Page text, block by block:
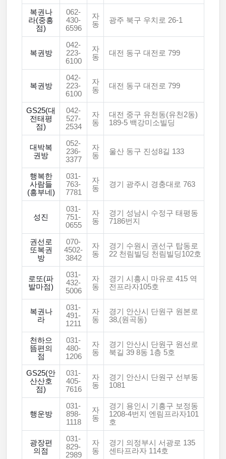
복권나
라(중흥
점)
062-
430-
6596
자
동
광주 북구 우치로 26-1
복권방
042-
223-
6100
자
동
대전 동구 대전로 799
복권방
042-
223-
6100
자
동
대전 동구 대전로 799
GS25(대
전태평
점)
042-
527-
2534
자
동
대전 중구 유천동(유천2동)
189-5 백강미소빌딩
대박복
권방
052-
236-
3377
자
동
울산 동구 진성8길 133
행복한
사람들
(흥부네)
031-
763-
7781
자
동
경기 광주시 경충대로 763
성진
031-
751-
0655
자
동
경기 성남시 수정구 태평동
7186번지
권선로
또복권
방
070-
4502-
3842
자
동
경기 수원시 권선구 탑동로
22 천림빌딩 천림빌딩102호
로또(파
발마점)
031-
432-
5006
자
동
경기 시흥시 마유로 415 역
전프라자105호
복권나
라
031-
491-
1211
자
동
경기 안산시 단원구 원본로
38,(원곡동)
천하으
뜸편의
점
031-
480-
1206
자
동
경기 안산시 단원구 원선로
북길 39 8동 1층 5호
GS25(안
산산호
점)
031-
405-
7616
자
동
경기 안산시 단원구 선부동
1081
행운방
031-
898-
1118
자
동
경기 용인시 기흥구 보정동
1208-4번지 엔림프라자101
호
광장편
의점
031-
829-
2989
자
동
경기 의정부시 서광로 135
센타프라자 114호